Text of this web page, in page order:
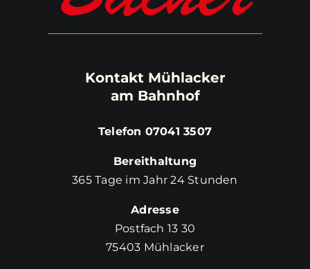
Kontakt Mühlacker
am Bahnhof
Telefon 07041 3507
Bereithaltung
365 Tage im Jahr 24 Stunden
Adresse
Postfach 13 30
75403 Mühlacker